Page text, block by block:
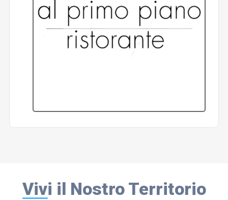
Vivi il Nostro Territorio